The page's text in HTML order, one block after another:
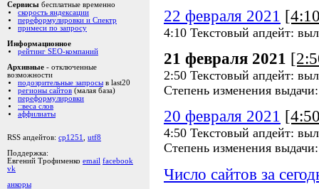
Сервисы бесплатные временно
скорость яндексации
переформулировки и Спектр
примеси по запросу
Информационное
рейтинг SEO-компаний
Архивные - отключенные
возможности
подозрительные запросы в last20
регионы сайтов (малая база)
переформулировки
::веса слов
аффилиаты
RSS апдейтов: cp1251
utf8
Поддержка:
Евгений Трофименко email facebook
vk
анкоры
22 февраля 2021
4:10 Текстовый апдейт:
21 февраля 2021
2:50 Текстовый апдейт:
Степень изменения
20 февраля 2021
4:50 Текстовый апдейт:
Степень изменения
Число сайтов за